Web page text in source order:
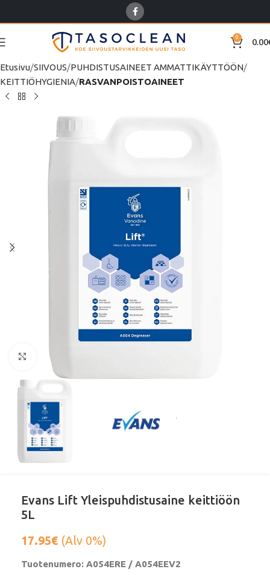
0 0.00
Etusivu SIIVOUS PUHDISTUSAINEET AMMATTIKÄYTTÖÖN
KEITTIÖHYGIENIA RASVANPOISTOAINEET
Klikkaa suurentaaksesi
Evans Lift Yleispuhdistusaine keittiöön
5L
17.95€ (Alv 0%)
Tuotenumero: A054ERE / A054EEV2